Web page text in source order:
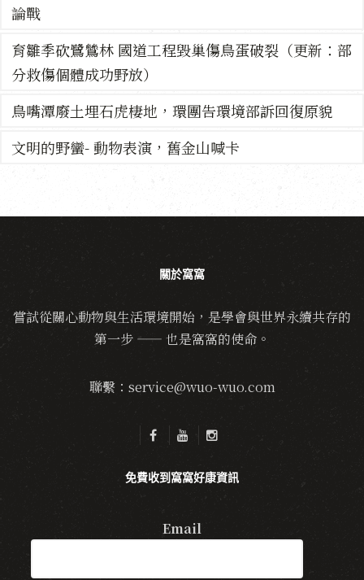
論戰
育雛季砍鷺鷥林 國道工程毀巢傷鳥蛋破裂（更新：部
分救傷個體成功野放）
鳥嘴潭廢土埋石虎棲地，環團告環境部訴回復原貌
文明的野蠻- 動物表演，舊金山喊卡
關於窩窩
嘗試從關心動物與生活環境開始，是學會與世界永續共存的
第一步 —— 也是窩窩的使命。
聯繫：service@wuo-wuo.com
免費收到窩窩好康資訊
Email